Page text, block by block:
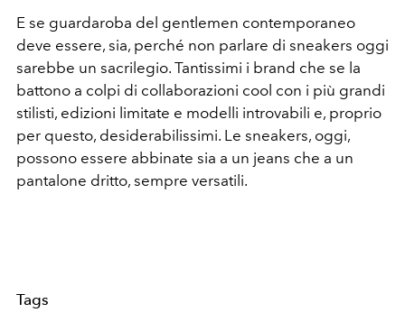
E se guardaroba del gentlemen contemporaneo
deve essere, sia, perché non parlare di sneakers oggi
sarebbe un sacrilegio. Tantissimi i brand che se la
battono a colpi di collaborazioni cool con i più grandi
stilisti, edizioni limitate e modelli introvabili e, proprio
per questo, desiderabilissimi. Le sneakers, oggi,
possono essere abbinate sia a un jeans che a un
pantalone dritto, sempre versatili.
Tags